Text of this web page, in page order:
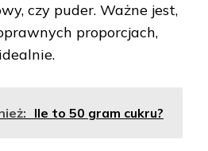
czy puder. Ważne jest,
proporcjach,
Ile to 50 gram cukru?